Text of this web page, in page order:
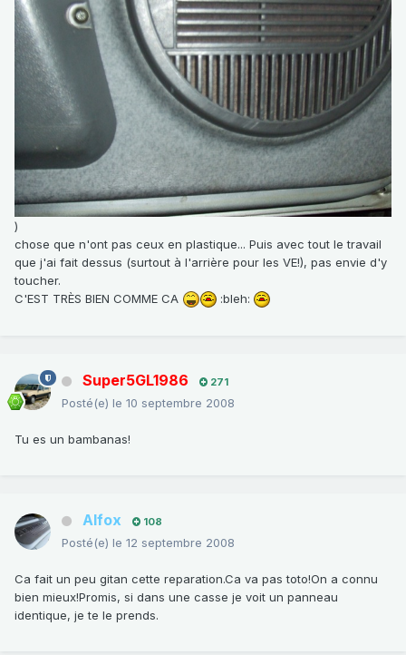
)
chose que n'ont pas ceux en plastique... Puis avec tout le travail
que j'ai fait dessus (surtout à l'arrière pour les VE!), pas envie d'y
toucher.
C'EST TRÈS BIEN COMME CA
:bleh:
Super5GL1986 271
Posté(e) le 10 septembre 2008
Tu es un bambanas!
Alfox 108
Posté(e) le 12 septembre 2008
Ca fait un peu gitan cette reparation.Ca va pas toto!On a connu
bien mieux!Promis, si dans une casse je voit un panneau
identique, je te le prends.